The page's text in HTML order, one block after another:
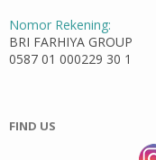
Nomor Rekening:
BRI FARHIYA GROUP
0587 01 000229 30 1
FIND US